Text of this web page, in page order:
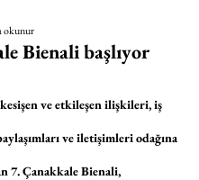
Bienali başlıyor
okunur
ve etkileşen ilişkileri, iş
ve iletişimleri odağına
7. Çanakkale Bienali,